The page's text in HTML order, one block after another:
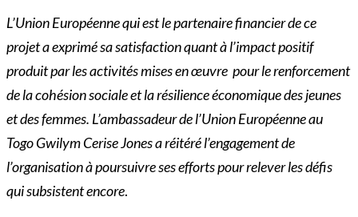
L’Union Européenne qui est le partenaire financier de ce
projet a exprimé sa satisfaction quant à l’impact positif
produit par les activités mises en œuvre pour le renforcement
de la cohésion sociale et la résilience économique des jeunes
et des femmes. L’ambassadeur de l’Union Européenne au
Togo Gwilym Cerise Jones a réitéré l’engagement de
l’organisation à poursuivre ses efforts pour relever les défis
qui subsistent encore.